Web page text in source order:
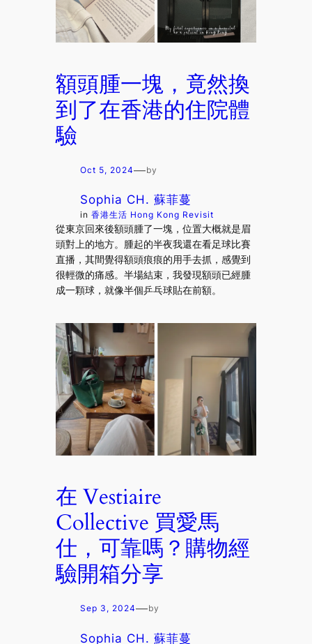
額頭腫一塊，竟然換
到了在香港的住院體
驗
Oct 5, 2024—by
Sophia CH. 蘇菲蔓
in香港生活 Hong Kong Revisit
從東京回來後額頭腫了一塊，位置大概就是眉
頭對上的地方。腫起的半夜我還在看足球比賽
直播，其間覺得額頭痕痕的用手去抓，感覺到
很輕微的痛感。半場結束，我發現額頭已經腫
成一顆球，就像半個乒乓球貼在前額。
在 Vestiaire
Collective 買愛馬
仕，可靠嗎？購物經
驗開箱分享
Sep 3, 2024—by
Sophia CH. 蘇菲蔓